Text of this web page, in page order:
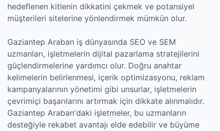
hedeflenen kitlenin dikkatini çekmek ve potansiyel
müşterileri sitelerine yönlendirmek mümkün olur.
Gaziantep Araban iş dünyasında SEO ve SEM
uzmanları, işletmelerin dijital pazarlama stratejilerini
güçlendirmelerine yardımcı olur. Doğru anahtar
kelimelerin belirlenmesi, içerik optimizasyonu, reklam
kampanyalarının yönetimi gibi unsurlar, işletmelerin
çevrimiçi başarılarını artırmak için dikkate alınmalıdır.
Gaziantep Araban'daki işletmeler, bu uzmanların
desteğiyle rekabet avantajı elde edebilir ve büyüme